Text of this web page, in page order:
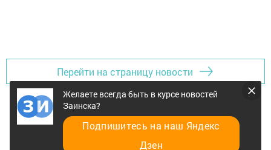
Перейти на страницу новости
Желаете всегда быть в курсе новостей
Заинска?
Подпишитесь на наш Яндекс
Дзен